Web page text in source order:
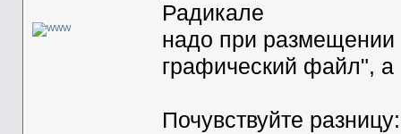
Радикале
надо при размещении
графический файл", а
Почувствуйте разницу: